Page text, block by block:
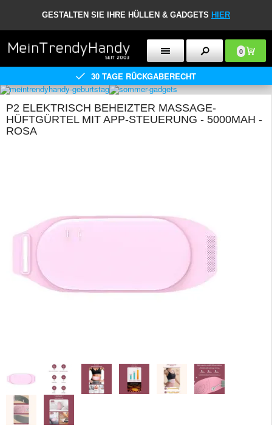
GESTALTEN SIE IHRE HÜLLEN & GADGETS HIER
0
30 TAGE RÜCKGABERECHT
P2 ELEKTRISCH BEHEIZTER MASSAGE-
HÜFTGÜRTEL MIT APP-STEUERUNG - 5000MAH -
ROSA